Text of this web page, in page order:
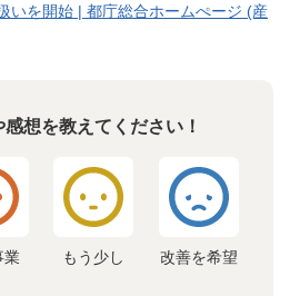
いを開始 | 都庁総合ホームぺージ (産
想を教えてください！
業 もう少し 改善を希望